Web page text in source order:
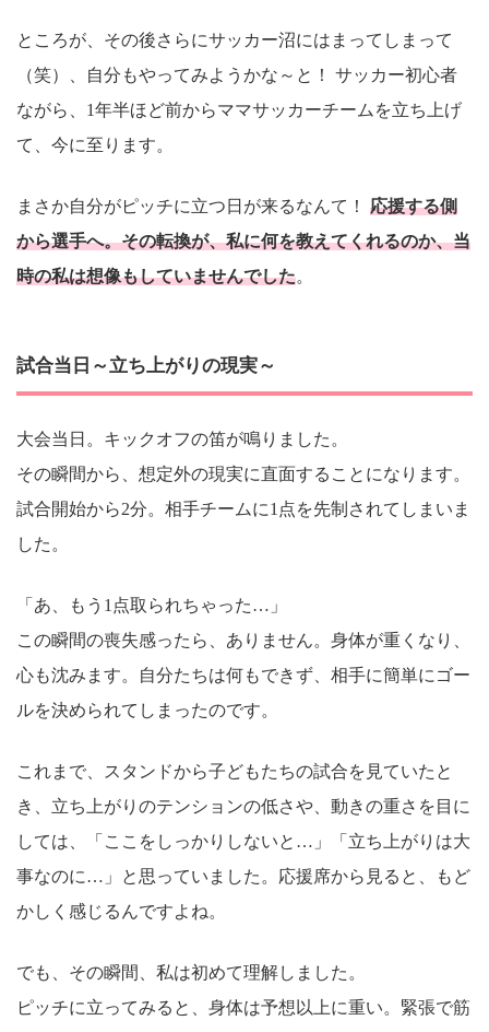
ところが、その後さらにサッカー沼にはまってしまって
（笑）、自分もやってみようかな～と！ サッカー初心者
ながら、1年半ほど前からママサッカーチームを立ち上げ
て、今に至ります。
まさか自分がピッチに立つ日が来るなんて！ 応援する側
から選手へ。その転換が、私に何を教えてくれるのか、当
時の私は想像もしていませんでした。
試合当日～立ち上がりの現実～
大会当日。キックオフの笛が鳴りました。
その瞬間から、想定外の現実に直面することになります。
試合開始から2分。相手チームに1点を先制されてしまいま
した。
「あ、もう1点取られちゃった…」
この瞬間の喪失感ったら、ありません。身体が重くなり、
心も沈みます。自分たちは何もできず、相手に簡単にゴー
ルを決められてしまったのです。
これまで、スタンドから子どもたちの試合を見ていたと
き、立ち上がりのテンションの低さや、動きの重さを目に
しては、「ここをしっかりしないと…」「立ち上がりは大
事なのに…」と思っていました。応援席から見ると、もど
かしく感じるんですよね。
でも、その瞬間、私は初めて理解しました。
ピッチに立ってみると、身体は予想以上に重い。緊張で筋